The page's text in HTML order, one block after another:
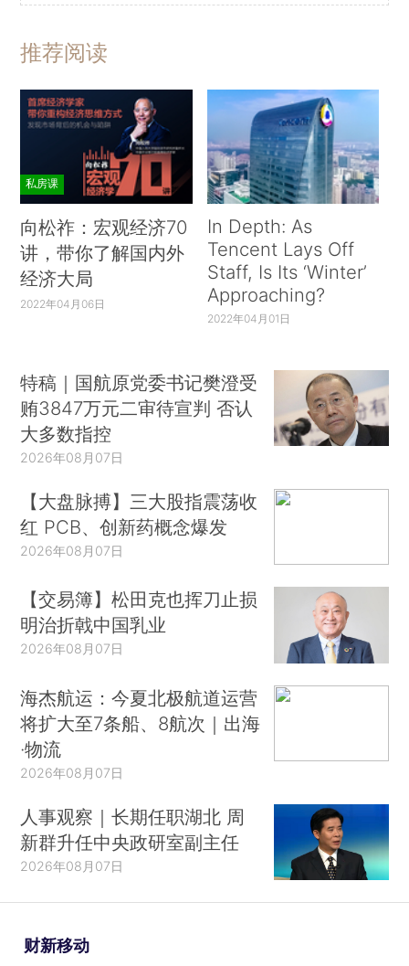
推荐阅读
私房课
向松祚：宏观经济70
讲，带你了解国内外
经济大局
2022年04月06日
In Depth: As
Tencent Lays Off
Staff, Is Its ‘Winter’
Approaching?
2022年04月01日
特稿｜国航原党委书记樊澄受
贿3847万元二审待宣判 否认
大多数指控
2026年08月07日
【大盘脉搏】三大股指震荡收
红 PCB、创新药概念爆发
2026年08月07日
【交易簿】松田克也挥刀止损
明治折戟中国乳业
2026年08月07日
海杰航运：今夏北极航道运营
将扩大至7条船、8航次｜出海
·物流
2026年08月07日
人事观察｜长期任职湖北 周
新群升任中央政研室副主任
2026年08月07日
财新移动